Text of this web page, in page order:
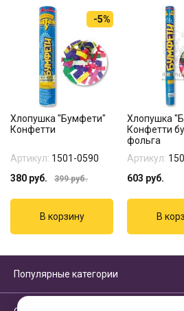
-5%
Хлопушка "Бумфети"
Конфетти
Артикул: 1501-0590
380 руб. 399руб.
Хлопушка
Конфетти
фольга
Артикул:
603 руб.
Популярные категории